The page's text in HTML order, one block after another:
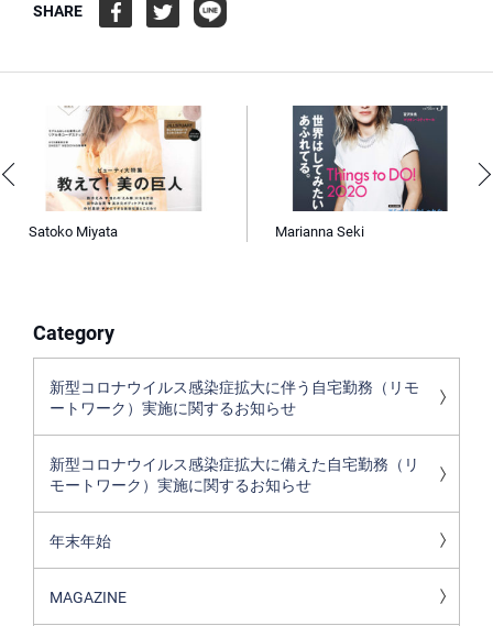
SHARE
Satoko Miyata Marianna Seki
Category
新型コロナウイルス感染症拡大に伴う自宅勤務（リモ
ートワーク）実施に関するお知らせ
新型コロナウイルス感染症拡大に備えた自宅勤務（リ
モートワーク）実施に関するお知らせ
年末年始
MAGAZINE